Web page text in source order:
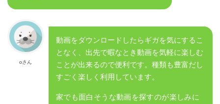
oさん
動画をダウンロードしたらギガを気にするこ
となく、出先で暇なとき動画を気軽に楽しむ
ことが出来るので便利です。種類も豊富だし
すごく楽しく利用しています。
家でも面白そうな動画を探すのが楽しみに